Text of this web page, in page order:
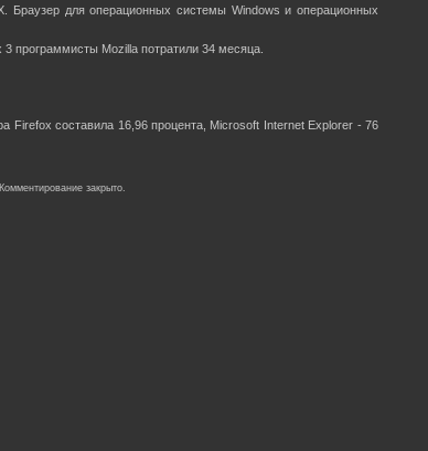
Браузер для операционных системы Windows и операционных
программисты Mozilla потратили 34 месяца.
Firefox составила 16,96 процента, Microsoft Internet Explorer - 76
закрыто.